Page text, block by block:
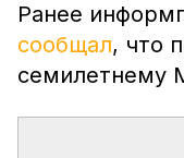
Ранее
сообщал, что
семилетнему